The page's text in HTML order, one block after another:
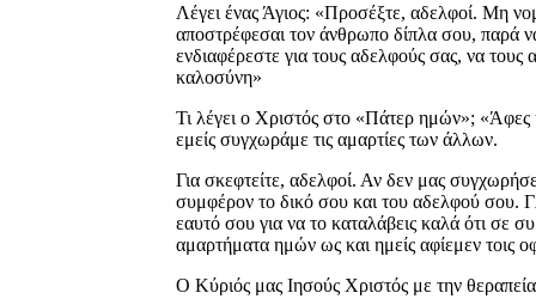
Λέγει ένας Άγιος: «Προσέξτε, αδελφοί. Μη
αποστρέφεσαι τον άνθρωπο δίπλα σου, παρά
ενδιαφέρεστε για τους αδελφούς σας, να τους
καλοσύνη»
Τι λέγει ο Χριστός στο «Πάτερ ημών»; «Άφες
εμείς συγχωράμε τις αμαρτίες των άλλων.
Για σκεφτείτε, αδελφοί. Αν δεν μας
συμφέρον το δικό σου και του αδελφού σου.
εαυτό σου για να το καταλάβεις καλά ότι σε
αμαρτήματα ημών ως και ημείς αφίεμεν τοις
Ο Κύριός μας Ιησούς Χριστός με την